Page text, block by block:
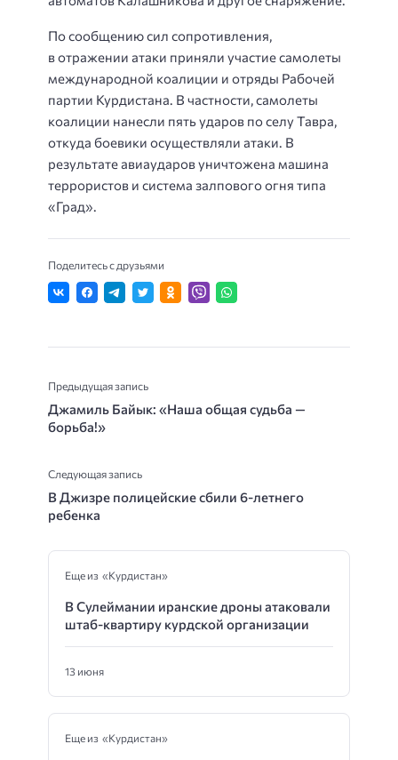
По сообщению сил сопротивления,
в отражении атаки приняли участие самолеты
международной коалиции и отряды Рабочей
партии Курдистана. В частности, самолеты
коалиции нанесли пять ударов по селу Тавра,
откуда боевики осуществляли атаки. В
результате авиаударов уничтожена машина
террористов и система залпового огня типа
«Град».
Поделитесь с друзьями
Предыдущая запись
Джамиль Байык: «Наша общая судьба —
борьба!»
Следующая запись
В Джизре полицейские сбили 6-летнего
ребенка
Еще из «Курдистан»
В Сулеймании иранские дроны атаковали
штаб-квартиру курдской организации
13 июня
Еще из «Курдистан»